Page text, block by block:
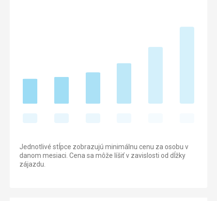
Jednotlivé stĺpce zobrazujú minimálnu cenu za osobu v
danom mesiaci. Cena sa môže líšiť v zavislosti od dĺžky
zájazdu.